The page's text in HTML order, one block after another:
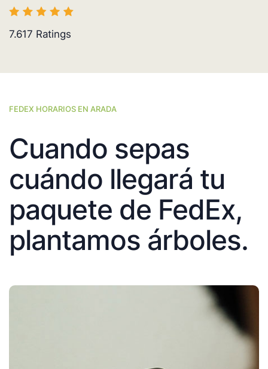
7.617 Ratings
FEDEX HORARIOS EN ARADA
Cuando sepas
cuándo llegará tu
paquete de FedEx,
plantamos árboles.